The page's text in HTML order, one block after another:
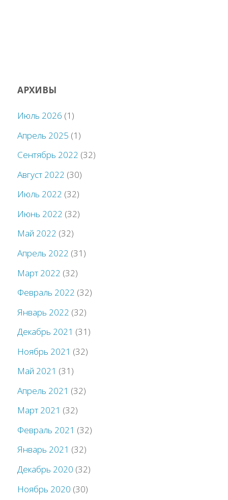
АРХИВЫ
Июль 2026 (1)
Апрель 2025 (1)
Сентябрь 2022 (32)
Август 2022 (30)
Июль 2022 (32)
Июнь 2022 (32)
Май 2022 (32)
Апрель 2022 (31)
Март 2022 (32)
Февраль 2022 (32)
Январь 2022 (32)
Декабрь 2021 (31)
Ноябрь 2021 (32)
Май 2021 (31)
Апрель 2021 (32)
Март 2021 (32)
Февраль 2021 (32)
Январь 2021 (32)
Декабрь 2020 (32)
Ноябрь 2020 (30)